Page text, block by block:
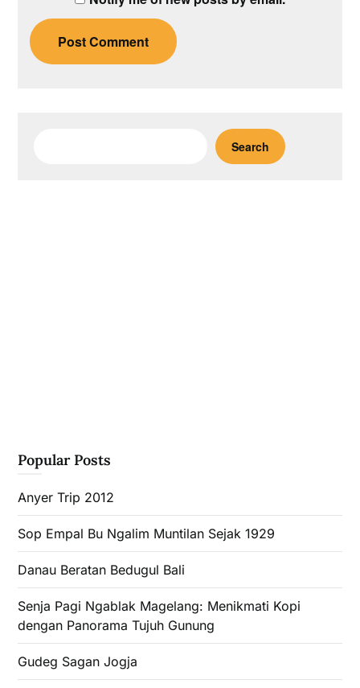
Search
Popular Posts
Anyer Trip 2012
Sop Empal Bu Ngalim Muntilan Sejak 1929
Danau Beratan Bedugul Bali
Senja Pagi Ngablak Magelang: Menikmati Kopi
dengan Panorama Tujuh Gunung
Gudeg Sagan Jogja